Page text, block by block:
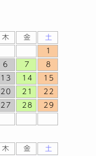
木 金
土
1
6 7
8
13 14
15
20 21
22
27 28
29
木 金
土